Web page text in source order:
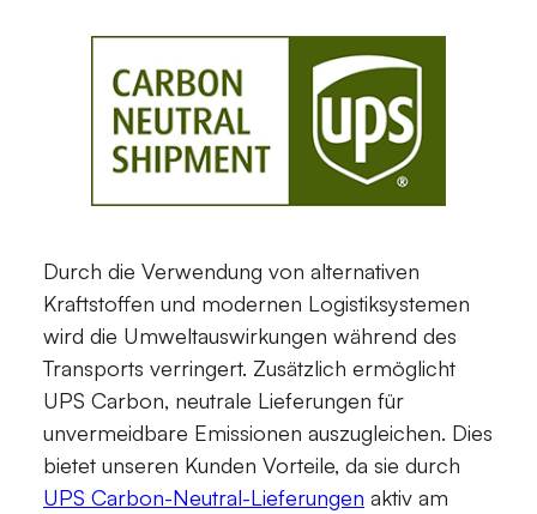
Durch die Verwendung von alternativen
Kraftstoffen und modernen Logistiksystemen
wird die Umweltauswirkungen während des
Transports verringert. Zusätzlich ermöglicht
UPS Carbon, neutrale Lieferungen für
unvermeidbare Emissionen auszugleichen. Dies
bietet unseren Kunden Vorteile, da sie durch
UPS Carbon-Neutral-Lieferungen aktiv am